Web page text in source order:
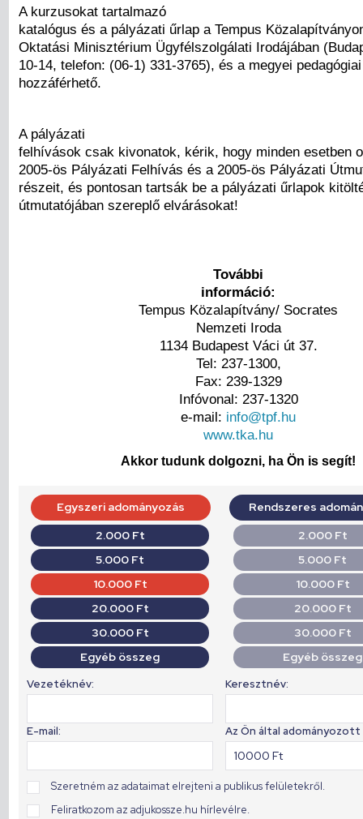
A kurzusokat tartalmazó
katalógus és a pályázati űrlap a Tempus
Oktatási Minisztérium Ügyfélszolgálati Irodájában
10-14, telefon: (06-1) 331-3765), és a megyei
hozzáférhető.
A pályázati
felhívások csak kivonatok, kérik, hogy minden esetben
2005-ös Pályázati Felhívás és a 2005-ös Pályázati
részeit, és pontosan tartsák be a pályázati űrlapok
útmutatójában szereplő elvárásokat!
További
információ:
Tempus Közalapítvány/ Socrates
Nemzeti Iroda
1134 Budapest Váci út 37.
Tel: 237-1300,
Fax: 239-1329
Infóvonal: 237-1320
e-mail: info@tpf.hu
www.tka.hu
Akkor tudunk dolgozni, ha Ön is segít!